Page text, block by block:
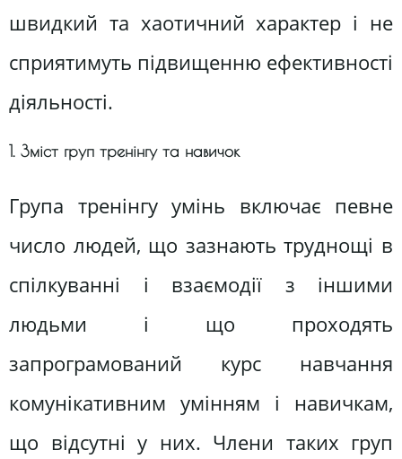
швидкий та хаотичний характер і не
сприятимуть підвищенню ефективності
діяльності.
1. Зміст груп тренінгу та навичок
Група тренінгу умінь включає певне
число людей, що зазнають труднощі в
спілкуванні і взаємодії з іншими
людьми і що проходять
запрограмований курс навчання
комунікативним умінням і навичкам,
що відсутні у них. Члени таких груп